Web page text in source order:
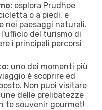
esplora Prudhoe
o a piedi, e
nei paesaggi naturali.
del turismo di
i principali percorsi
uno dei momenti più
è scoprire ed
Non puoi visitare
delle prelibatezze
te souvenir gourmet!